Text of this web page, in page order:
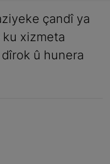
çandî ya
xizmeta
û hunera